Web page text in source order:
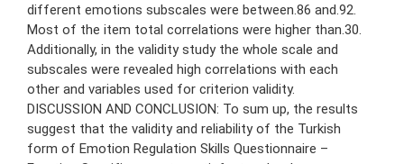
different emotions subscales were between.86 and.92.
Most of the item total correlations were higher than.30.
Additionally, in the validity study the whole scale and
subscales were revealed high correlations with each
other and variables used for criterion validity.
DISCUSSION AND CONCLUSION: To sum up, the results
suggest that the validity and reliability of the Turkish
form of Emotion Regulation Skills Questionnaire –